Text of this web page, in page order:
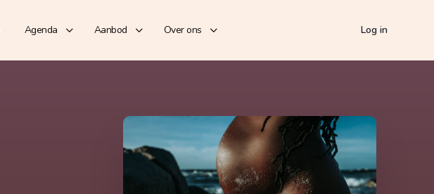
Agenda Aanbod Over ons Log in